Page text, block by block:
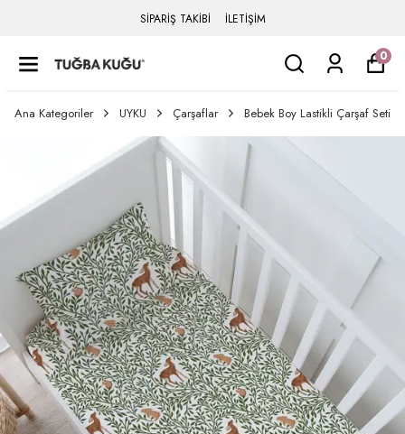
SİPARİŞ TAKİBİ İLETİŞİM
0
Ana Kategoriler UYKU Çarşaflar Bebek Boy Lastikli Çarşaf Seti